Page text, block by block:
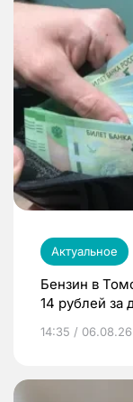
Актуальное
Бензин в
14 рублей за
14:35 / 06.08.26